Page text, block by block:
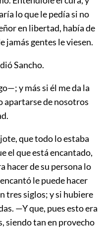
lo que le pedía si no
en libertad, había de
jamás gentes le viesen.
Sancho.
y más si él me da la
apartarse de nosotros
que todo lo estaba
el que está encantado,
hacer de su persona lo
le puede hacer
tres siglos; y si hubiere
—Y que, pues esto era
siendo tan en provecho